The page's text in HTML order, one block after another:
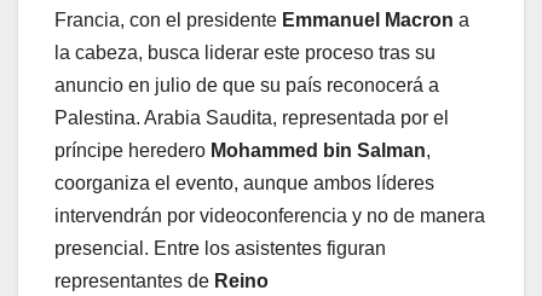
Francia, con el presidente Emmanuel Macron a
la cabeza, busca liderar este proceso tras su
anuncio en julio de que su país reconocerá a
Palestina. Arabia Saudita, representada por el
príncipe heredero Mohammed bin Salman,
coorganiza el evento, aunque ambos líderes
intervendrán por videoconferencia y no de manera
presencial. Entre los asistentes figuran
representantes de Reino